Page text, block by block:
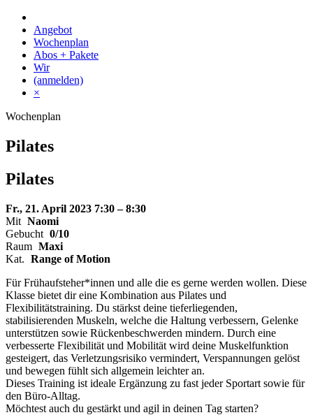
Skip
content
Angebot
Wochenplan
Abos + Pakete
Wir
(anmelden)
×
Wochenplan
Pilates
Pilates
Fr., 21. April 2023 7:30 – 8:30
Mit Naomi
Gebucht 0/10
Raum Maxi
Kat. Range of Motion
Für Frühaufsteher*innen und alle die es gerne werden wollen. Diese
Klasse bietet dir eine Kombination aus Pilates und
Flexibilitätstraining. Du stärkst deine tieferliegenden,
stabilisierenden Muskeln, welche die Haltung verbessern, Gelenke
unterstützen sowie Rückenbeschwerden mindern. Durch eine
verbesserte Flexibilität und Mobilität wird deine Muskelfunktion
gesteigert, das Verletzungsrisiko vermindert, Verspannungen gelöst
und bewegen fühlt sich allgemein leichter an.
Dieses Training ist ideale Ergänzung zu fast jeder Sportart sowie für
den Büro-Alltag.
Möchtest auch du gestärkt und agil in deinen Tag starten?